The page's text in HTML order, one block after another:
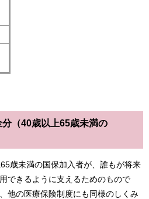
（40歳以上65歳未満の
歳未満の国保加入者が、誰もが将来
できるように支えるためのもので
他の医療保険制度にも同様のしくみ